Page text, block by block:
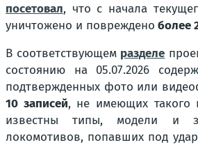
посетовал, что с начала
уничтожено и повреждено более
В соответствующем разделе
состоянию на 05.07.2026
подтвержденных фото или
10 записей, не имеющих такого
известны типы, модели и
локомотивов, попавших под